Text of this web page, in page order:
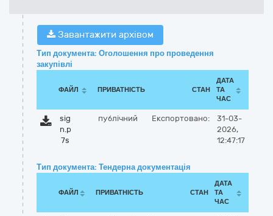
Завантажити архівом
Тип документа: Оголошення про проведення
закупівлі
ФАЙЛ ПРИВАТНІСТЬ СТАН
ДАТА
ТА
ЧАС
sig
n.p
7s
публічний Експортовано:
31-03-
2026,
12:47:17
Тип документа: Тендерна документація
ФАЙЛ ПРИВАТНІСТЬ СТАН
ДАТА
ТА
ЧАС